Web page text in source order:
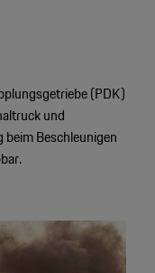
(PDK)
und
Beschleunigen